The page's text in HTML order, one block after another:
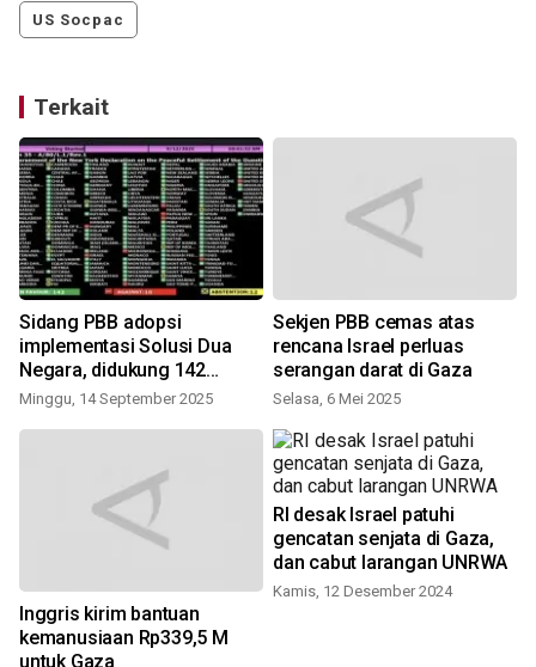
US Socpac
Terkait
Sidang PBB adopsi
implementasi Solusi Dua
Negara, didukung 142
negara
Minggu, 14 September 2025
Sekjen PBB cemas atas
rencana Israel perluas
serangan darat di Gaza
Selasa, 6 Mei 2025
Inggris kirim bantuan
kemanusiaan Rp339,5 M
untuk Gaza
RI desak Israel patuhi
gencatan senjata di Gaza,
dan cabut larangan UNRWA
Kamis, 12 Desember 2024